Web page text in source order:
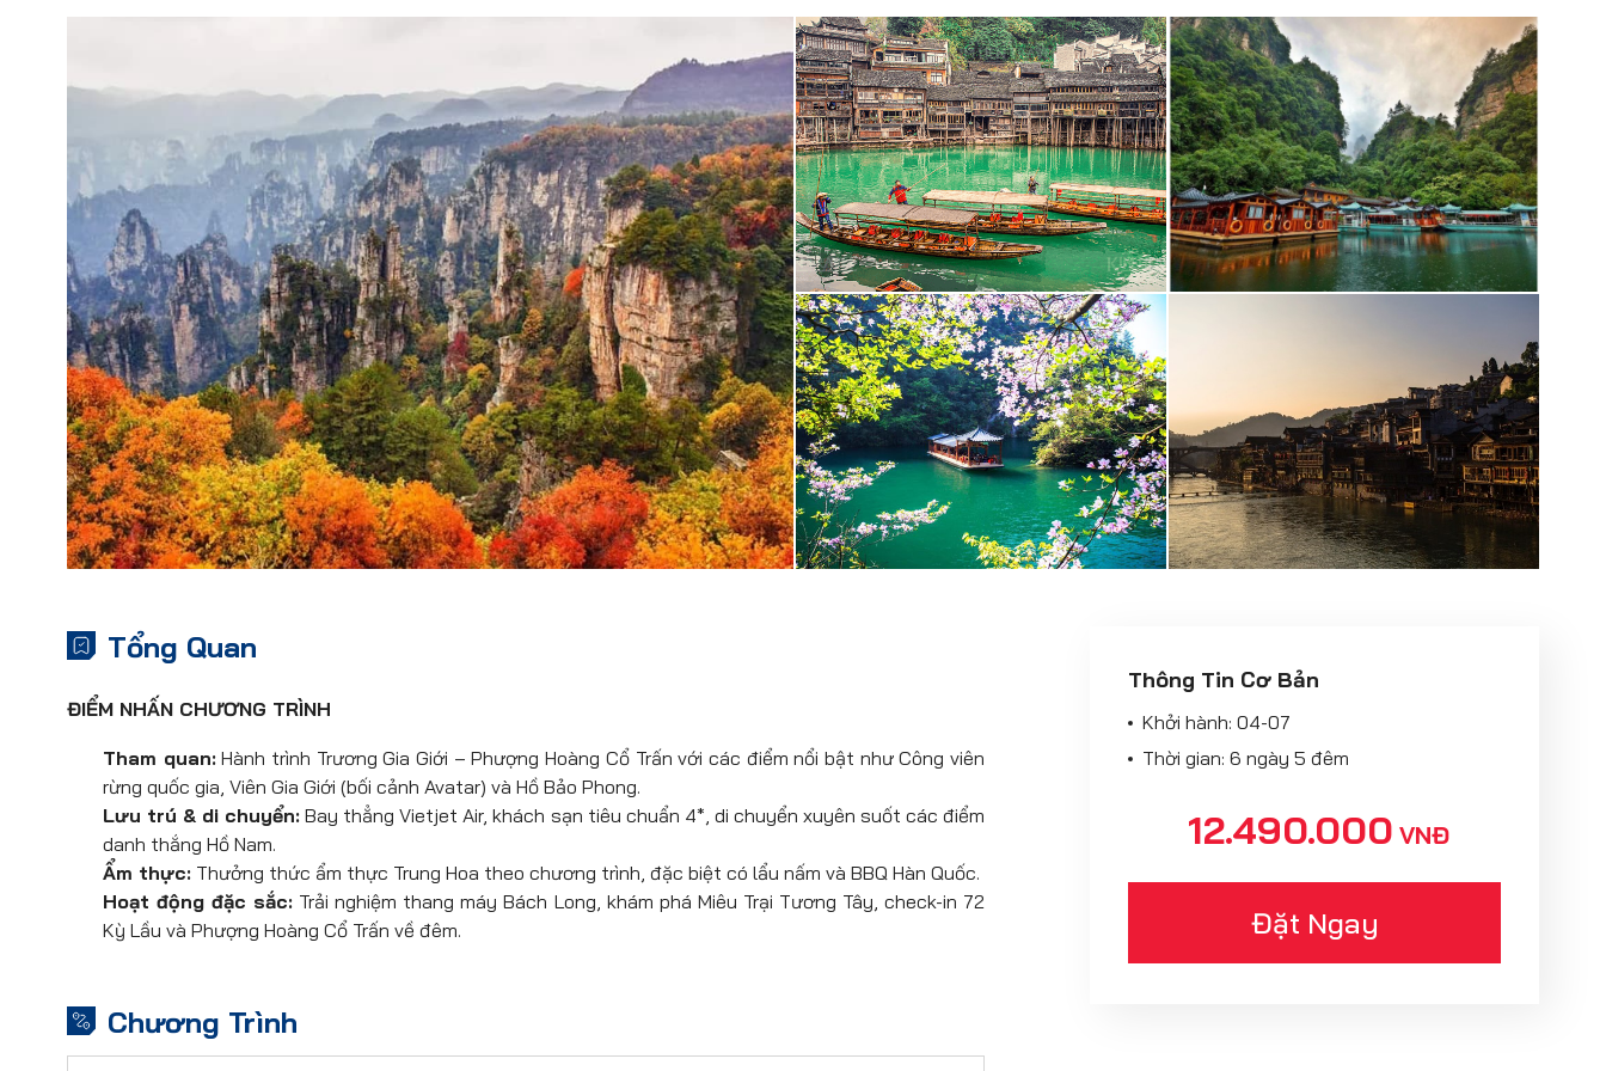
Tổng Quan
ĐIỂM NHẤN CHƯƠNG TRÌNH
Tham quan:Hành trình Trương Gia Giới – Phượng Hoàng Cổ Trấn với các điểm nổi bật như Công viên
rừng quốc gia, Viên Gia Giới (bối cảnh Avatar) và Hồ Bảo Phong.
Lưu trú & di chuyển: Bay thẳng Vietjet Air, khách sạn tiêu chuẩn 4*, di chuyển xuyên suốt các điểm
danh thắng Hồ Nam.
Ẩm thực: Thưởng thức ẩm thực Trung Hoa theo chương trình, đặc biệt có lẩu nấm và BBQ Hàn Quốc.
Hoạt động đặc sắc: Trải nghiệm thang máy Bách Long, khám phá Miêu Trại Tương Tây, check-in 72
Kỳ Lầu và Phượng Hoàng Cổ Trấn về đêm.
Chương Trình
Thông Tin Cơ Bản
Khởi hành: 04-07
Thời gian: 6 ngày 5 đêm
12.490.000 VNĐ
Đặt Ngay